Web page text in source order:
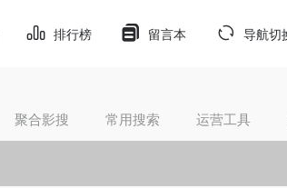
排行榜 留言本 导航切
聚合影搜 常用搜索 运营工具